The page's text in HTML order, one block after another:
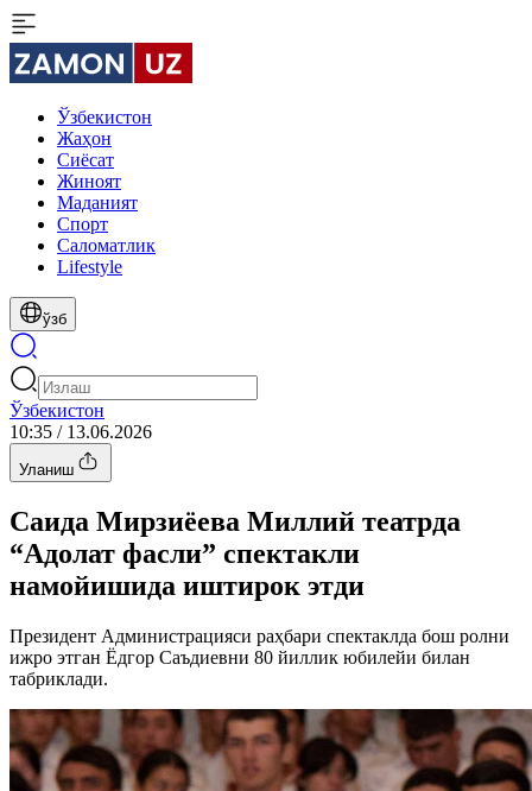
Ўзбекистон
Жаҳон
Сиёсат
Жиноят
Маданият
Спорт
Cаломатлик
Lifestyle
ўзб
Ўзбекистон
10:35 / 13.06.2026
Уланиш
Саида Мирзиёева Миллий театрда
“Адолат фасли” спектакли
намойишида иштирок этди
Президент Администрацияси раҳбари спектаклда бош ролни
ижро этган Ёдгор Саъдиевни 80 йиллик юбилейи билан
табриклади.